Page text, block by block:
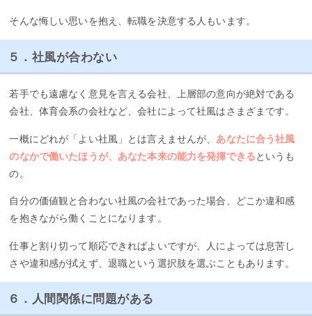
そんな悔しい思いを抱え、転職を決意する人もいます。
５．社風が合わない
若手でも遠慮なく意見を言える会社、上層部の意向が絶対である
会社、体育会系の会社など、会社によって社風はさまざまです。
一概にどれが「よい社風」とは言えませんが、 あなたに合う社風
のなかで働いたほうが、あなた本来の能力を発揮できるというも
の。
自分の価値観と合わない社風の会社であった場合、どこか違和感
を抱きながら働くことになります。
仕事と割り切って順応できればよいですが、人によっては息苦し
さや違和感が拭えず、退職という選択肢を選ぶこともあります。
６．人間関係に問題がある